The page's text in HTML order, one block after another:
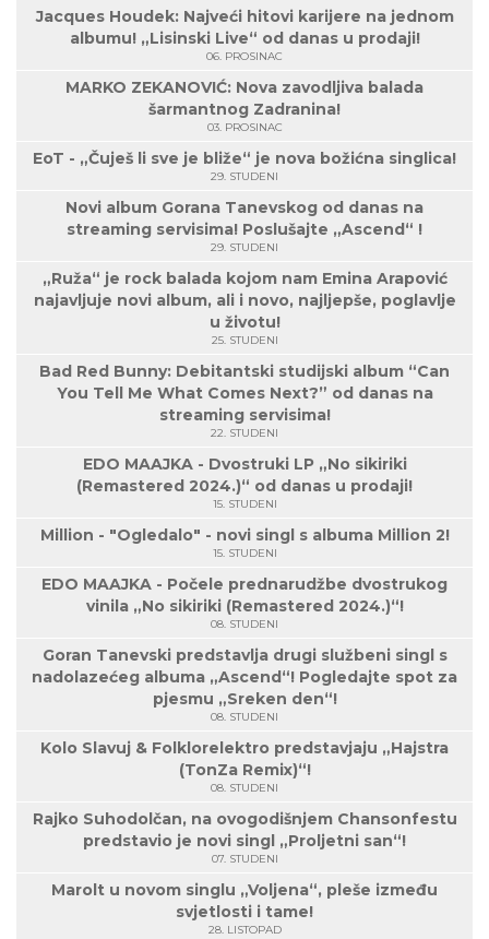
Jacques Houdek: Najveći hitovi karijere na jednom
albumu! „Lisinski Live“ od danas u prodaji!
06. PROSINAC
MARKO ZEKANOVIĆ: Nova zavodljiva balada
šarmantnog Zadranina!
03. PROSINAC
EoT - „Čuješ li sve je bliže“ je nova božićna singlica!
29. STUDENI
Novi album Gorana Tanevskog od danas na
streaming servisima! Poslušajte „Ascend“ !
29. STUDENI
„Ruža“ je rock balada kojom nam Emina Arapović
najavljuje novi album, ali i novo, najljepše, poglavlje
u životu!
25. STUDENI
Bad Red Bunny: Debitantski studijski album “Can
You Tell Me What Comes Next?” od danas na
streaming servisima!
22. STUDENI
EDO MAAJKA - Dvostruki LP „No sikiriki
(Remastered 2024.)“ od danas u prodaji!
15. STUDENI
Million - "Ogledalo" - novi singl s albuma Million 2!
15. STUDENI
EDO MAAJKA - Počele prednarudžbe dvostrukog
vinila „No sikiriki (Remastered 2024.)“!
08. STUDENI
Goran Tanevski predstavlja drugi službeni singl s
nadolazećeg albuma „Ascend“! Pogledajte spot za
pjesmu „Sreken den“!
08. STUDENI
Kolo Slavuj & Folklorelektro predstavjaju „Hajstra
(TonZa Remix)“!
08. STUDENI
Rajko Suhodolčan, na ovogodišnjem Chansonfestu
predstavio je novi singl „Proljetni san“!
07. STUDENI
Marolt u novom singlu „Voljena“, pleše između
svjetlosti i tame!
28. LISTOPAD